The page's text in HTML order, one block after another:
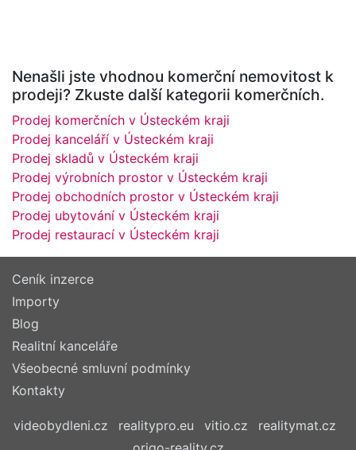
Nenašli jste vhodnou komerční nemovitost k
prodeji? Zkuste další kategorii komerčních.
Prodej komerčních v Ústeckém kraji
Prodej kanceláří v Ústeckém kraji
Prodej skladů v Ústeckém kraji
Prodej výrobních prostor v Ústeckém kraji
Prodej obchodních prostor v Ústeckém kraji
Prodej ubytování v Ústeckém kraji
Prodej restaurací v Ústeckém kraji
Ceník inzerce
Importy
Blog
Realitní kanceláře
Všeobecné smluvní podmínky
Kontakty
videobydleni.cz realitypro.eu vitio.cz
realitymat.cz